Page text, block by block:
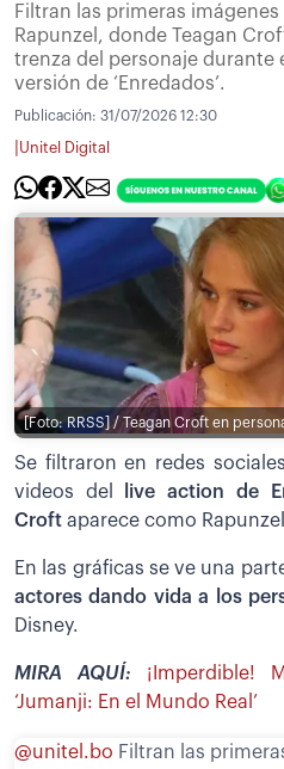
Filtran las primeras
Rapunzel, donde Teagan
trenza del personaje durante
versión de ‘Enredados’.
Publicación: 31/07/2026 12:30
Unitel Digital
[Foto: RRSS] / Teagan Croft en
Se filtraron en redes
videos del
live action de
Croft aparece como
En las gráficas se ve una
actores dando vida a los
Disney.
MIRA AQUÍ:
¡Imperdible!
‘Jumanji: En el Mundo Real’
@unitel.bo Filtran las